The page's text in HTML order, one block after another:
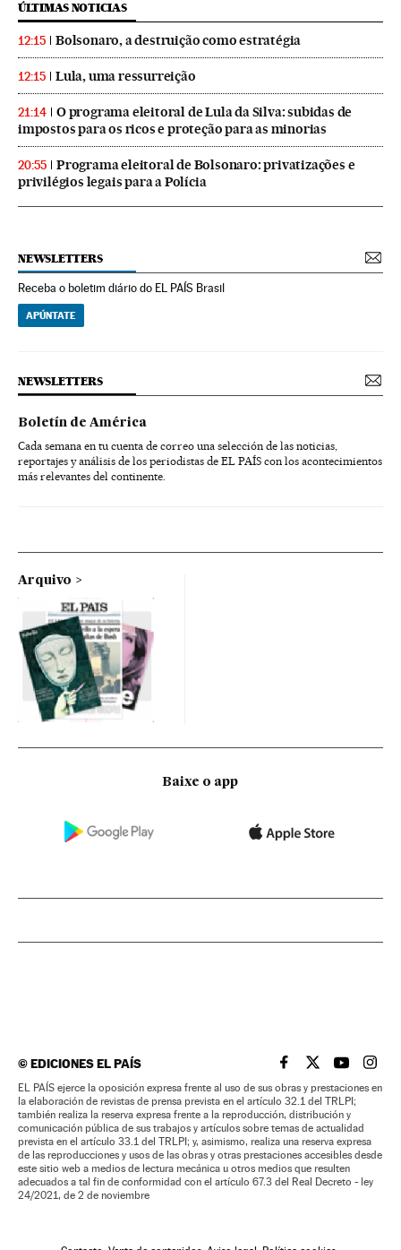
ÚLTIMAS NOTICIAS
12:15 Bolsonaro, a destruição como estratégia
12:15 Lula, uma ressurreição
21:14
O programa eleitoral de Lula da Silva: subidas de
impostos para os ricos e proteção para as minorias
20:55
Programa eleitoral de Bolsonaro: privatizações e
privilégios legais para a Polícia
NEWSLETTERS
Receba o boletim diário do EL PAÍS Brasil
APÚNTATE
NEWSLETTERS
Boletín de América
Cada semana en tu cuenta de correo una selección de las noticias,
reportajes y análisis de los periodistas de EL PAÍS con los acontecimientos
más relevantes del continente.
Arquivo
Baixe o app
©EDICIONES EL PAÍS EL PAÍS BRASIL EN
EL PAÍSEL PAÍS
EL
EL PAÍS ejerce la oposición expresa frente al uso de sus obras y prestaciones en
la elaboración de revistas de prensa prevista en el artículo 32.1 del TRLPI;
también realiza la reserva expresa frente a la reproducción, distribución y
comunicación pública de sus trabajos y artículos sobre temas de actualidad
prevista en el artículo 33.1 del TRLPI; y, asimismo, realiza una reserva expresa
de las reproducciones y usos de las obras y otras prestaciones accesibles desde
este sitio web a medios de lectura mecánica u otros medios que resulten
adecuados a tal fin de conformidad con el artículo 67.3 del Real Decreto - ley
24/2021, de 2 de noviembre